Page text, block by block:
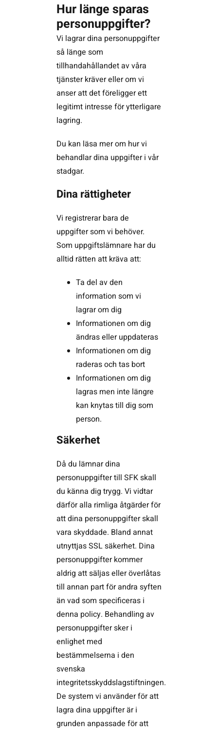
Hur länge sparas
personuppgifter?
Vi lagrar dina personuppgifter
så länge som
tillhandahållandet av våra
tjänster kräver eller om vi
anser att det föreligger ett
legitimt intresse för ytterligare
lagring.
Du kan läsa mer om hur vi
behandlar dina uppgifter i vår
stadgar.
Dina rättigheter
Vi registrerar bara de
uppgifter som vi behöver.
Som uppgiftslämnare har du
alltid rätten att kräva att:
Ta del av den
information som vi
lagrar om dig
Informationen om dig
ändras eller uppdateras
Informationen om dig
raderas och tas bort
Informationen om dig
lagras men inte längre
kan knytas till dig som
person.
Säkerhet
Då du lämnar dina
personuppgifter till SFK skall
du känna dig trygg. Vi vidtar
därför alla rimliga åtgärder för
att dina personuppgifter skall
vara skyddade. Bland annat
utnyttjas SSL säkerhet. Dina
personuppgifter kommer
aldrig att säljas eller överlåtas
till annan part för andra syften
än vad som specificeras i
denna policy. Behandling av
personuppgifter sker i
enlighet med
bestämmelserna i den
svenska
integritetsskyddslagstiftningen.
De system vi använder för att
lagra dina uppgifter är i
grunden anpassade för att